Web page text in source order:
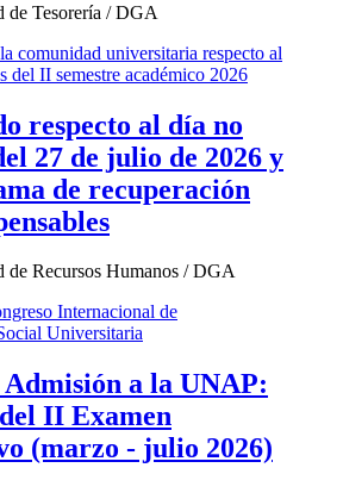
de Tesorería / DGA
respecto al día no
27 de julio de 2026 y
de recuperación
de Recursos Humanos / DGA
Admisión a la UNAP:
II Examen
(marzo - julio 2026)